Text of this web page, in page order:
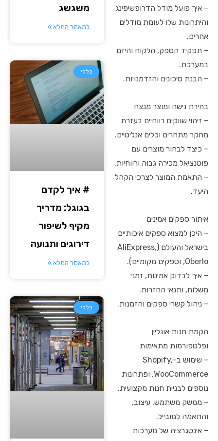
– איך פועל מודל הדרופשיפינג
והיתרונות שלו לעומת מודלים
אחרים.
– תפקיד הספק, הלקוח והיזם
במערכת.
– הבנת סיכונים והזדמנויות.
בחירת נישה ומוצר מנצח
– זיהוי שווקים רווחיים בעזרת
מחקר מתחרים וכלים אנליטיים.
– כיצד לבחור מוצרים עם
פוטנציאל מכירה גבוה ורווחיות.
– התאמת המוצר לצרכי הקהל
היעד.
איתור ספקים אמינים
– היכן למצוא ספקים איכותיים
בישראל והעולם (AliExpress,
Oberlo, וספקים מקומיים).
– איך לבדוק אמינות, זמני
משלוח, ותנאי החזרות.
– ניהול קשרי ספקים והזמנות.
הקמת חנות אונליין
ופלטפורמות מתאימות
– שימוש ב-Shopify,
WooCommerce, ופתרונות
נוספים לבניית חנות מקצועית.
– ממשק משתמש, עיצוב,
והתאמה למובייל.
– אינטגרציה של מערכות
משגשג
למאמר המלא »
כללי
# איך לקדם
בגוגל: מדריך
מקיף לשיפור
דירוגים ותנועה
למאמר המלא »
כללי